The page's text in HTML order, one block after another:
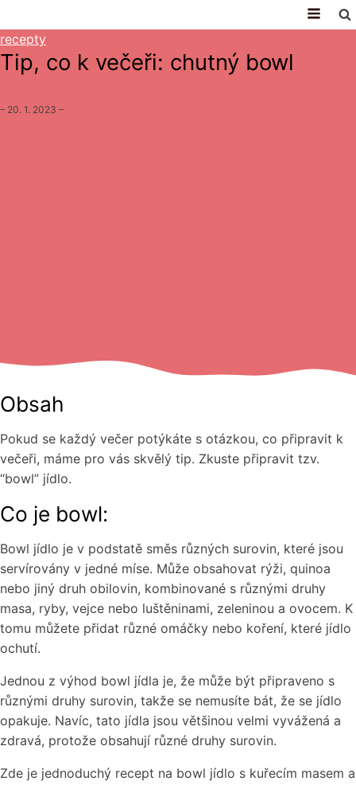
recepty
Tip, co k večeři: chutný bowl
– 20. 1. 2023 –
Obsah
Pokud se každý večer potýkáte s otázkou, co připravit k
večeři, máme pro vás skvělý tip. Zkuste připravit tzv.
“bowl” jídlo.
Co je bowl:
Bowl jídlo je v podstatě směs různých surovin, které jsou
servírovány v jedné míse. Může obsahovat rýži, quinoa
nebo jiný druh obilovin, kombinované s různými druhy
masa, ryby, vejce nebo luštěninami, zeleninou a ovocem. K
tomu můžete přidat různé omáčky nebo koření, které jídlo
ochutí.
Jednou z výhod bowl jídla je, že může být připraveno s
různými druhy surovin, takže se nemusíte bát, že se jídlo
opakuje. Navíc, tato jídla jsou většinou velmi vyvážená a
zdravá, protože obsahují různé druhy surovin.
Zde je jednoduchý recept na bowl jídlo s kuřecím masem a